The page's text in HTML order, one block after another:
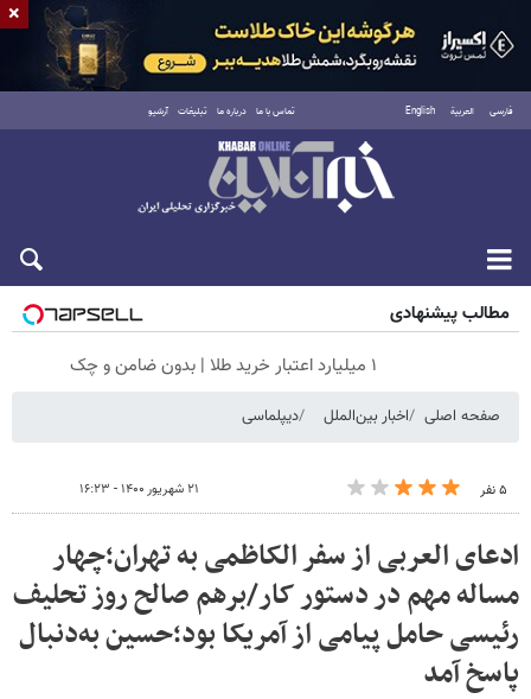
فارسی العربية English تماس با ما درباره ما تبلیغات آرشیو
شنبه ۱۷ مرداد ۱۴۰۵
مطالب پیشنهادی
۱ میلیارد اعتبار خرید طلا | بدون ضامن و چک
صفحه اصلی اخبار بین‌الملل دیپلماسی
۵ نفر ۲۱ شهریور ۱۴۰۰ - ۱۶:۲۳
ادعای العربی از سفر الکاظمی به تهران؛چهار
مساله مهم در دستور کار/برهم صالح روز تحلیف
رئیسی حامل پیامی از آمریکا بود؛حسین به‌دنبال
پاسخ آمد
×